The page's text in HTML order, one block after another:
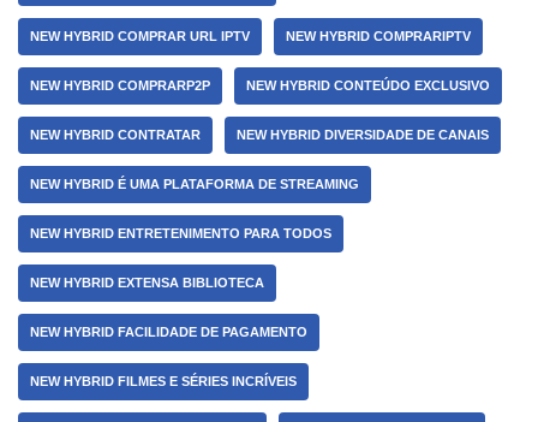
NEW HYBRID COMPRAR URL IPTV NEW HYBRID COMPRARIPTV
NEW HYBRID COMPRARP2P NEW HYBRID CONTEÚDO EXCLUSIVO
NEW HYBRID CONTRATAR NEW HYBRID DIVERSIDADE DE CANAIS
NEW HYBRID É UMA PLATAFORMA DE STREAMING
NEW HYBRID ENTRETENIMENTO PARA TODOS
NEW HYBRID EXTENSA BIBLIOTECA
NEW HYBRID FACILIDADE DE PAGAMENTO
NEW HYBRID FILMES E SÉRIES INCRÍVEIS